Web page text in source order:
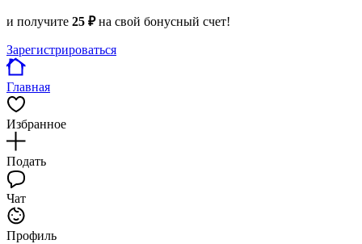
и получите 25 ₽на свой бонусный счет!
Зарегистрироваться
Главная
Избранное
Подать
Чат
Профиль